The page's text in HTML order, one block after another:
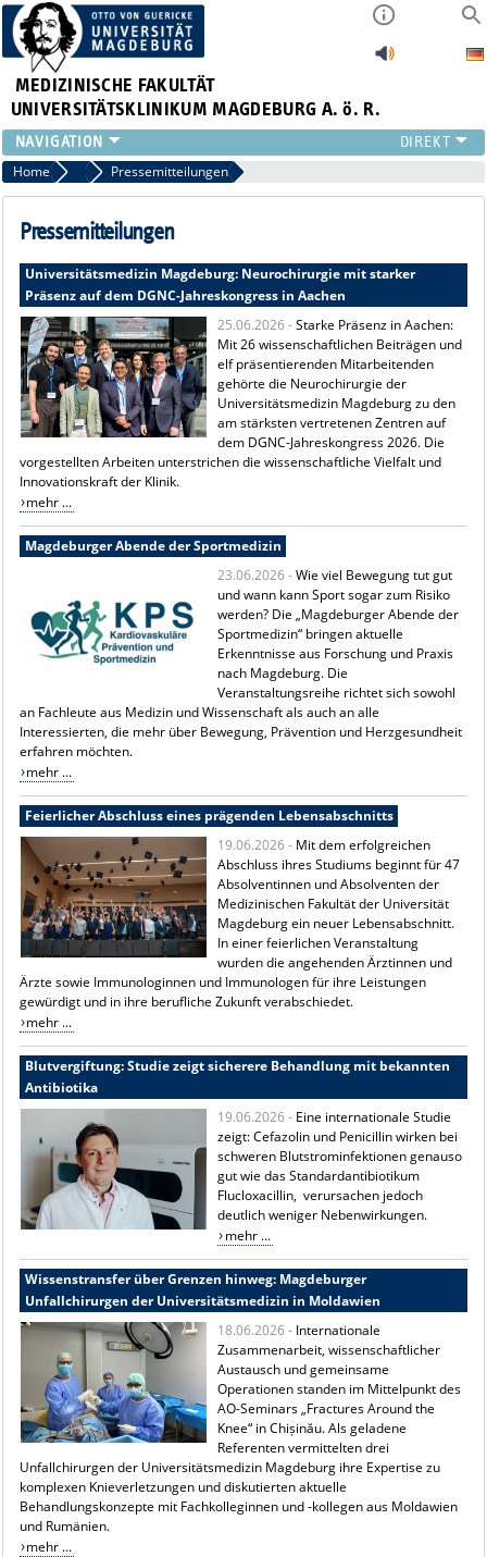
MEDIZINISCHE FAKULTÄT
UNIVERSITÄTSKLINIKUM MAGDEBURG A. ö. R.
INSTITUTE
KLINIKEN
ZENTRALE EINRICHTUNGEN
PRESSE
ÜBER UNS
INTERNATIONAL
INTRANET
Home PressePressemitteilungen
Pressemitteilungen
Universitätsmedizin Magdeburg: Neurochirurgie mit starker
Präsenz auf dem DGNC-Jahreskongress in Aachen
25.06.2026 -Starke Präsenz in Aachen:
Mit 26 wissenschaftlichen Beiträgen und
elf präsentierenden Mitarbeitenden
gehörte die Neurochirurgie der
Universitätsmedizin Magdeburg zu den
am stärksten vertretenen Zentren auf
dem DGNC-Jahreskongress 2026. Die
vorgestellten Arbeiten unterstrichen die wissenschaftliche Vielfalt und
Innovationskraft der Klinik.
mehr ...
Magdeburger Abende der Sportmedizin
23.06.2026 -Wie viel Bewegung tut gut
und wann kann Sport sogar zum Risiko
werden? Die „Magdeburger Abende der
Sportmedizin“ bringen aktuelle
Erkenntnisse aus Forschung und Praxis
nach Magdeburg. Die
Veranstaltungsreihe richtet sich sowohl
an Fachleute aus Medizin und Wissenschaft als auch an alle
Interessierten, die mehr über Bewegung, Prävention und Herzgesundheit
erfahren möchten.
mehr ...
Feierlicher Abschluss eines prägenden Lebensabschnitts
19.06.2026 - Mit dem erfolgreichen
Abschluss ihres Studiums beginnt für 47
Absolventinnen und Absolventen der
Medizinischen Fakultät der Universität
Magdeburg ein neuer Lebensabschnitt.
In einer feierlichen Veranstaltung
wurden die angehenden Ärztinnen und
Ärzte sowie Immunologinnen und Immunologen für ihre Leistungen
gewürdigt und in ihre berufliche Zukunft verabschiedet.
mehr ...
Blutvergiftung: Studie zeigt sicherere Behandlung mit bekannten
Antibiotika
19.06.2026 - Eine internationale Studie
zeigt: Cefazolin und Penicillin wirken bei
schweren Blutstrominfektionen genauso
gut wie das Standardantibiotikum
Flucloxacillin, verursachen jedoch
deutlich weniger Nebenwirkungen.
mehr ...
Wissenstransfer über Grenzen hinweg: Magdeburger
Unfallchirurgen der Universitätsmedizin in Moldawien
18.06.2026 - Internationale
Zusammenarbeit, wissenschaftlicher
Austausch und gemeinsame
Operationen standen im Mittelpunkt des
AO-Seminars „Fractures Around the
Knee“ in Chișinău. Als geladene
Referenten vermittelten drei
Unfallchirurgen der Universitätsmedizin Magdeburg ihre Expertise zu
komplexen Knieverletzungen und diskutierten aktuelle
Behandlungskonzepte mit Fachkolleginnen und -kollegen aus Moldawien
und Rumänien.
mehr ...